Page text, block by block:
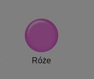
Róże